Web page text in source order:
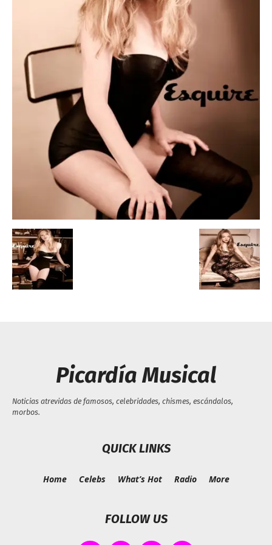
Escandalos,Morbo,
Picardía Musical
Noticias atrevidas de famosos, celebridades, chismes, escándalos,
morbos.
QUICK LINKS
Home Celebs What’s Hot Radio More
FOLLOW US